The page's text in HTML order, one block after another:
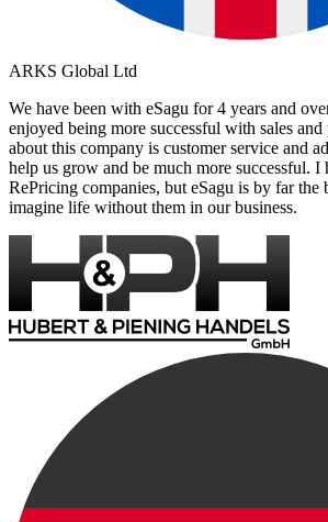
ARKS Global Ltd
We have been with eSagu for 4 years and
enjoyed being more successful with sales
about this company is customer service and
help us grow and be much more successful. I
RePricing companies, but eSagu is by far the
imagine life without them in our business.